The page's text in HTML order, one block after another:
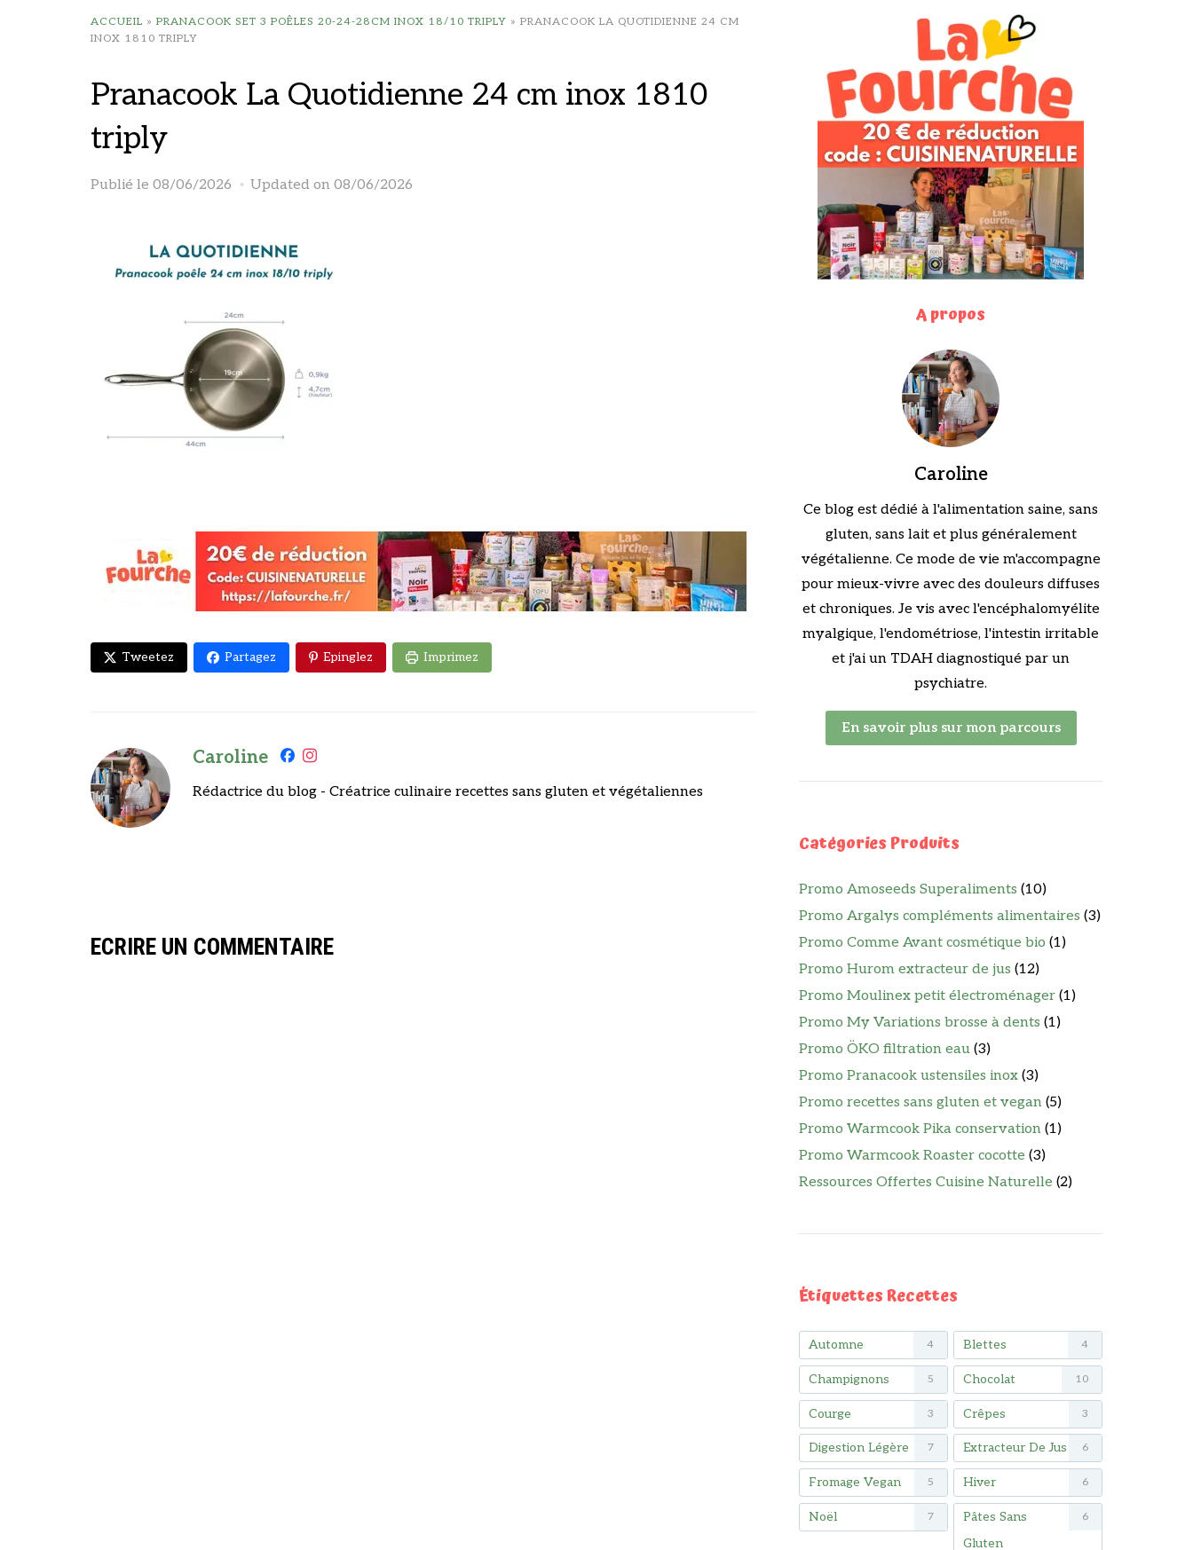
ACCUEIL » PRANACOOK SET 3 POÊLES 20-24-28CM INOX 18/10 TRIPLY » PRANACOOK LA QUOTIDIENNE 24 CM
INOX 1810 TRIPLY
Pranacook La Quotidienne 24 cm inox 1810
triply
Publié le 08/06/2026 Updated on 08/06/2026
Tweetez Partagez Epinglez Imprimez
Caroline
Rédactrice du blog - Créatrice culinaire recettes sans gluten et végétaliennes
ECRIRE UN COMMENTAIRE
A propos
Caroline
Ce blog est dédié à l'alimentation saine, sans
gluten, sans lait et plus généralement
végétalienne. Ce mode de vie m'accompagne
pour mieux-vivre avec des douleurs diffuses
et chroniques. Je vis avec l'encéphalomyélite
myalgique, l'endométriose, l'intestin irritable
et j'ai un TDAH diagnostiqué par un
psychiatre.
En savoir plus sur mon parcours
Catégories Produits
Promo Amoseeds Superaliments (10)
Promo Argalys compléments alimentaires (3)
Promo Comme Avant cosmétique bio (1)
Promo Hurom extracteur de jus (12)
Promo Moulinex petit électroménager (1)
Promo My Variations brosse à dents (1)
Promo ÖKO filtration eau (3)
Promo Pranacook ustensiles inox (3)
Promo recettes sans gluten et vegan (5)
Promo Warmcook Pika conservation (1)
Promo Warmcook Roaster cocotte (3)
Ressources Offertes Cuisine Naturelle (2)
Étiquettes Recettes
Automne 4 Blettes 4
Champignons 5 Chocolat 10
Courge 3 Crêpes 3
Digestion Légère 7 Extracteur De Jus 6
Fromage Vegan 5 Hiver 6
Noël 7
Pâtes Sans
Gluten
6